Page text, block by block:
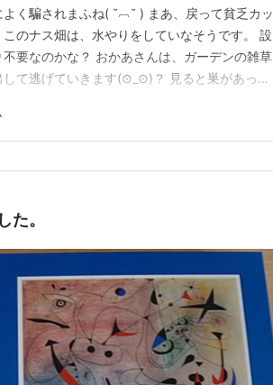
く騙されまふね( ˘︹˘ ) まあ、戻って貧乏カッ
のナス畑は、水やりをしていなそうです。 設
要なのかな？ おかあさんは、ガーデンの雑草
て逃げていきます(⊙_⊙)？ 見ると巣があって
拝観券発行所で、拝観券を購入して入
た。